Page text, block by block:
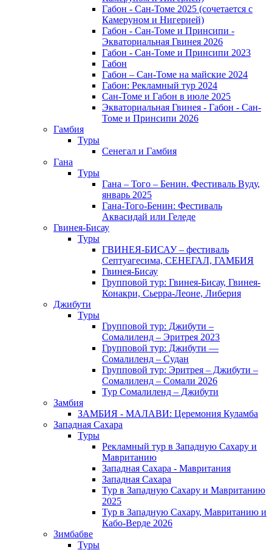
Габон - Сан-Томе 2025 (сочетается с
Камеруном и Нигерией)
Габон - Сан-Томе и Принсипи -
Экваториальная Гвинея 2026
Габон - Сан-Томе и Принсипи 2023
Габон
Габон – Сан-Томе на майские 2024
Габон: Рекламный тур 2024
Сан-Томе и Габон в июле 2025
Экваториальная Гвинея - Габон - Сан-
Томе и Принсипи 2026
Гамбия
Туры
Сенегал и Гамбия
Гана
Туры
Гана – Того – Бенин. Фестиваль Вуду,
январь 2025
Гана-Того-Бенин: Фестиваль
Аквасидай или Геледе
Гвинея-Бисау
Туры
ГВИНЕЯ-БИСАУ – фестиваль
Септуагесима, СЕНЕГАЛ, ГАМБИЯ
Гвинея-Бисау
Групповой тур: Гвинея-Бисау, Гвинея-
Конакри, Сьерра-Леоне, Либерия
Джибути
Туры
Групповой тур: Джибути –
Cомалиленд – Эритрея 2023
Групповой тур: Джибути —
Сомалиленд – Судан
Групповой тур: Эритрея – Джибути –
Сомалиленд – Сомали 2026
Тур Cомалиленд – Джибути
Замбия
ЗАМБИЯ - МАЛАВИ: Церемония Куламба
Западная Сахара
Туры
Рекламный тур в Западную Сахару и
Мавританию
Западная Сахара - Мавритания
Западная Сахара
Тур в Западную Сахару и Мавританию
2025
Тур в Западную Сахару, Мавританию и
Кабо-Верде 2026
Зимбабве
Туры